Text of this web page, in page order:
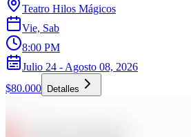
Teatro Hilos Mágicos
Vie, Sab
8:00 PM
Julio 24 - Agosto 08, 2026
$80.000
Detalles